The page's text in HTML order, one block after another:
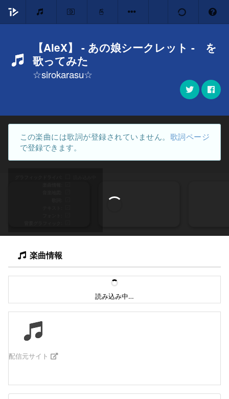
【AleX】 - あの娘シークレット - を
歌ってみた
☆sirokarasu☆
この楽曲には歌詞が登録されていません。 歌詞ページ
で登録できます。
楽曲情報
読み込み中…
配信元サイト